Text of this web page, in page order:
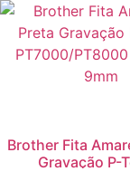
Brother Fita
Gravação P-